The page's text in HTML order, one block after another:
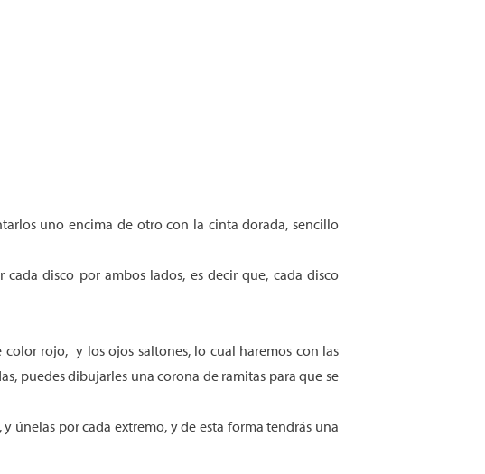
uno encima de otro con la cinta dorada, sencillo
disco por ambos lados, es decir que, cada disco
rojo, y los ojos saltones, lo cual haremos con las
puedes dibujarles una corona de ramitas para que se
únelas por cada extremo, y de esta forma tendrás una